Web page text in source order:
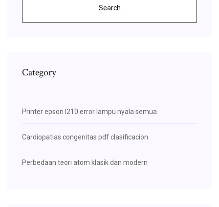
Search
Category
Printer epson l210 error lampu nyala semua
Cardiopatias congenitas pdf clasificacion
Perbedaan teori atom klasik dan modern